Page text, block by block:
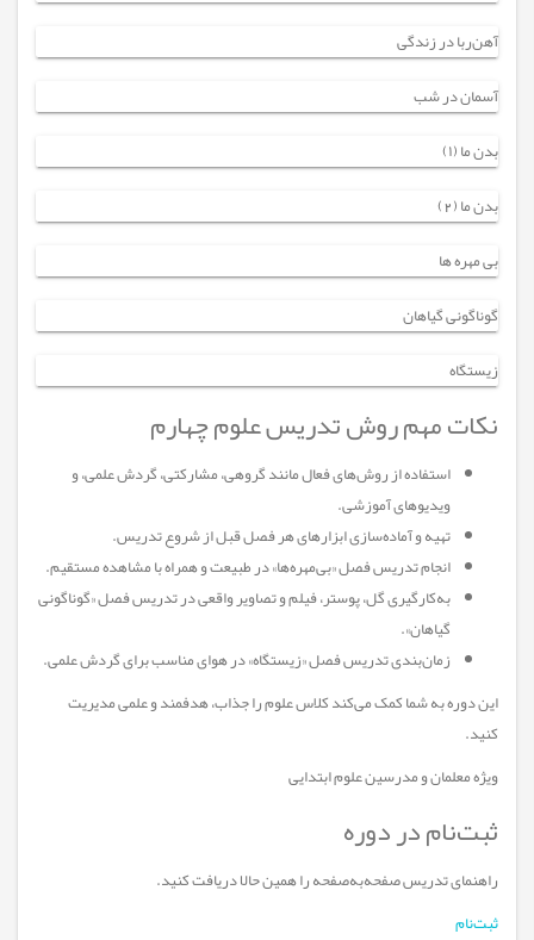
آهن‌ربا در زندگی
آسمان در شب
بدن ما (۱)
بدن ما (2)
بی مهره ها
گوناگونی گیاهان
زیستگاه
نکات مهم روش تدریس علوم چهارم
استفاده از روش‌های فعال مانند گروهی، مشارکتی، گردش علمی، و
ویدیوهای آموزشی.
تهیه و آماده‌سازی ابزارهای هر فصل قبل از شروع تدریس.
انجام تدریس فصل «بی‌مهره‌ها» در طبیعت و همراه با مشاهده مستقیم.
به‌کارگیری گل، پوستر، فیلم و تصاویر واقعی در تدریس فصل «گوناگونی
گیاهان».
زمان‌بندی تدریس فصل «زیستگاه» در هوای مناسب برای گردش علمی.
این دوره به شما کمک می‌کند کلاس علوم را جذاب، هدفمند و علمی مدیریت
کنید.
ویژه معلمان و مدرسین علوم ابتدایی
ثبت‌نام در دوره
راهنمای تدریس صفحه‌به‌صفحه را همین حالا دریافت کنید.
ثبت‌نام